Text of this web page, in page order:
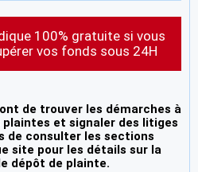
100% gratuite si vous
vos fonds sous 24H
de trouver les démarches à
plaintes et signaler des litiges
de consulter les sections
site pour les détails sur la
dépôt de plainte.